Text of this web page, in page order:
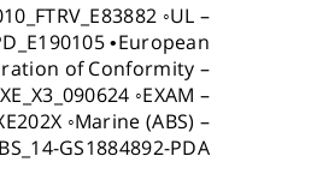
◦UL –
•European
of Conformity –
◦EXAM –
◦Marine (ABS) –
GS1884892-PDA